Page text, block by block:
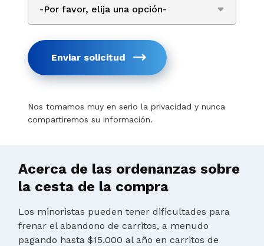
Enviar solicitud
Nos tomamos muy en serio la privacidad y nunca
compartiremos su información.
Acerca de las ordenanzas sobre
la cesta de la compra
Los minoristas pueden tener dificultades para
frenar el abandono de carritos, a menudo
pagando hasta $15.000 al año en carritos de